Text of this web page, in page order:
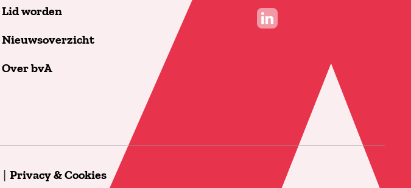
Lid worden
Nieuwsoverzicht
Over bvA
Privacy & Cookies